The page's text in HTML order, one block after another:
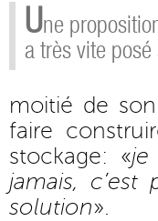
Une
a très vite
moitié de
faire
stockage: «je
jamais,
solution».